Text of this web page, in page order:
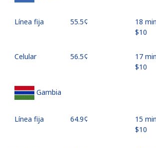
Línea fija ⁦55.5¢⁩
18
⁦$10⁩
Celular ⁦56.5¢⁩
17
⁦$10⁩
Gambia
Línea fija ⁦64.9¢⁩
15
⁦$10⁩